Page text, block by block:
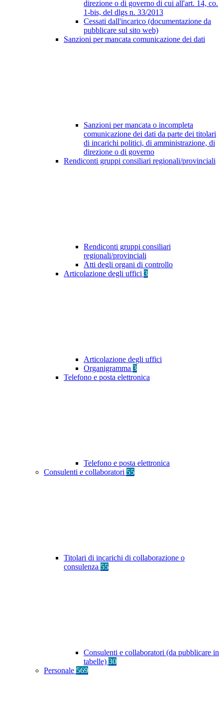
direzione o di governo di cui all'art. 14, co.
1-bis, del dlgs n. 33/2013
Cessati dall'incarico (documentazione da
pubblicare sul sito web)
Sanzioni per mancata comunicazione dei dati
Sanzioni per mancata o incompleta
comunicazione dei dati da parte dei titolari
di incarichi politici, di amministrazione, di
direzione o di governo
Rendiconti gruppi consiliari regionali/provinciali
Rendiconti gruppi consiliari
regionali/provinciali
Atti degli organi di controllo
Articolazione degli uffici 3
Articolazione degli uffici
Organigramma 3
Telefono e posta elettronica
Telefono e posta elettronica
Consulenti e collaboratori 55
Titolari di incarichi di collaborazione o
consulenza 55
Consulenti e collaboratori (da pubblicare in
tabelle) 30
Personale 569